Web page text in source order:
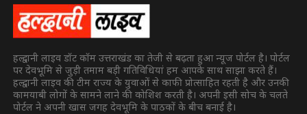
हल्द्वानी लाइव डॉट कॉम उत्तराखंड का तेजी से बढ़ता हुआ न्यूज पोर्टल है। पोर्टल
पर देवभूमि से जुड़ी तमाम बड़ी गतिविधियां हम आपके साथ साझा करते हैं।
हल्द्वानी लाइव की टीम राज्य के युवाओं से काफी प्रोत्साहित रहती है और उनकी
कामयाबी लोगों के सामने लाने की कोशिश करती है। अपनी इसी सोच के चलते
पोर्टल ने अपनी खास जगह देवभूमि के पाठकों के बीच बनाई है।